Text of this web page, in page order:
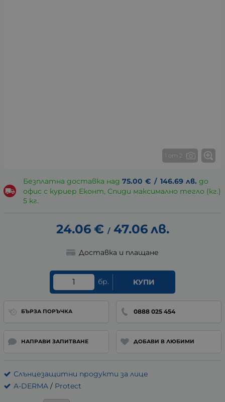
1 от 2
Безплатна доставка над 75.00 € / 146.69 лв. до
офис с куриер Еконт, Спиди максимално тегло (кг.)
5 кг.
24.06 € / 47.06 лв.
Доставка и плащане
бр. КУПИ
БЪРЗА ПОРЪЧКА 0888 025 454
НАПРАВИ ЗАПИТВАНЕ ДОБАВИ В ЛЮБИМИ
Слънцезащитни продукти за лице
A-DERMA / Protect